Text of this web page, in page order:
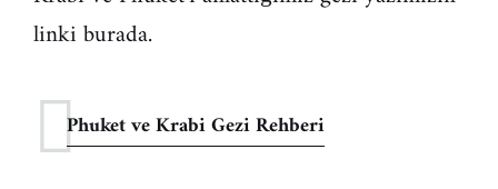
linki burada.
Phuket ve Krabi Gezi Rehberi